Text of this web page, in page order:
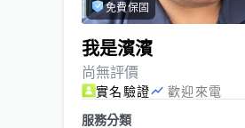
免費保固
我是濱濱
尚無評價
實名驗證
歡迎來電
服務分類